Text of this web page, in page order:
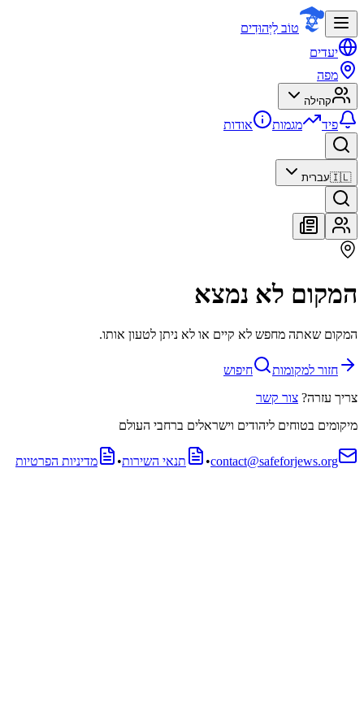
טוֹב לַיְּהוּדִים
יעדים
מפה
קהילה
פיד מגמות אודות
🇮🇱עברית
המקום לא נמצא
המקום שאתה מחפש לא קיים או לא ניתן לטעון אותו.
חזור למקומות
חיפוש
צריך עזרה? צור קשר
מיקומים בטוחים ליהודים וישראלים ברחבי העולם
contact@safeforjews.org
• תנאי השירות• מדיניות הפרטיות